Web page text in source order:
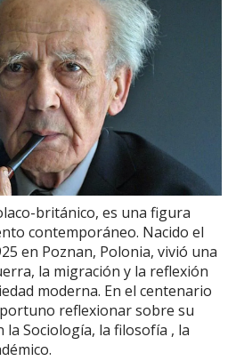
británico, es una figura
contemporáneo. Nacido el
en Poznan, Polonia, vivió una
la migración y la reflexión
moderna. En el centenario
reflexionar sobre su
la Sociología, la filosofía , la